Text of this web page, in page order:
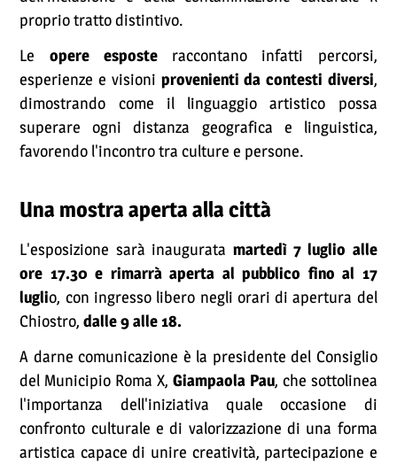
proprio tratto distintivo.
Le opere esposte raccontano infatti percorsi,
esperienze e visioni provenienti da contesti diversi,
dimostrando come il linguaggio artistico possa
superare ogni distanza geografica e linguistica,
favorendo l'incontro tra culture e persone.
Una mostra aperta alla città
L'esposizione sarà inaugurata martedì 7 luglio alle
ore 17.30 e rimarrà aperta al pubblico fino al 17
luglio, con ingresso libero negli orari di apertura del
Chiostro,dalle 9 alle 18.
A darne comunicazione è la presidente del Consiglio
del Municipio Roma X, Giampaola Pau, che sottolinea
l'importanza dell'iniziativa quale occasione di
confronto culturale e di valorizzazione di una forma
artistica capace di unire creatività, partecipazione e